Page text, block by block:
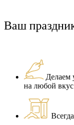
Ваш
Делаем
на любой вкус